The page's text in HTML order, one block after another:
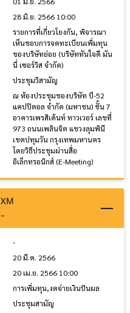
28 มิ.ย. 2566 10:00
รายการที่เกี่ยวโยงกัน, พิจารณา
เห็นชอบการจดทะเบียนเพิ่มทุน
ของบริษัทย่อย (บริษัททันใจดี มัน
นี่ เซอร์วิส จำกัด)
ประชุมวิสามัญ
ณ ห้องประชุมของบริษัท บี-52
แคปปิตอล จำกัด (มหาชน) ชั้น 7
อาคารเพรสิเด้นท์ ทาวเวอร์ เลขที่
973 ถนนเพลินจิต แขวงลุมพินี
เขตปทุมวัน กรุงเทพมหานคร
โดยวิธีประชุมผ่านสื่อ
อิเล็กทรอนิกส์ (E-Meeting)
XM
-
-
20 มี.ค. 2566
20 เม.ย. 2566 10:00
การเพิ่มทุน,งดจ่ายเงินปันผล
ประชุมสามัญ